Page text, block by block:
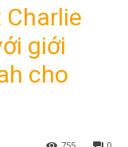
giới
cho